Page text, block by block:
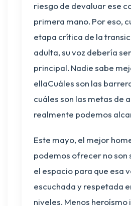
riesgo de devaluar ese
primera mano. Por eso,
etapa crítica de la
adulta, su voz debería
principal. Nadie sabe
ellaCuáles son las
cuáles son las metas de
realmente podemos
Este mayo, el mejor
podemos ofrecer no son
el espacio para que esa
escuchada y respetada
niveles. Menos heroísmo